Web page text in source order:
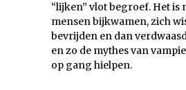
“lijken” vlot begroef. Het is
mensen bijkwamen, zich
bevrijden en dan
en zo de mythes van
op gang hielpen.